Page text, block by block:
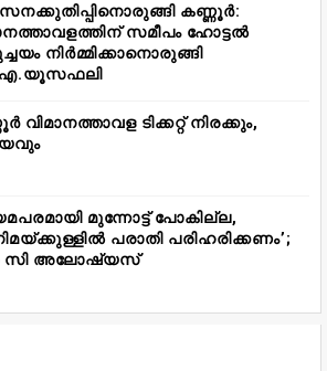
കണ്ണൂർ:
സമീപം ഹോട്ടൽ
നിർമ്മിക്കാനൊരുങ്ങി
വിമാനത്താവള ടിക്കറ്റ് നിരക്കും,
മുന്നോട്ട് പോകില്ല,
പരാതി പരിഹരിക്കണം’;
സി അലോഷ്യസ്